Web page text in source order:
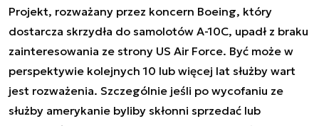
Projekt, rozważany przez koncern Boeing, który
dostarcza skrzydła do samolotów A-10C, upadł z braku
zainteresowania ze strony US Air Force. Być może w
perspektywie kolejnych 10 lub więcej lat służby wart
jest rozważenia. Szczególnie jeśli po wycofaniu ze
służby amerykanie byliby skłonni sprzedać lub